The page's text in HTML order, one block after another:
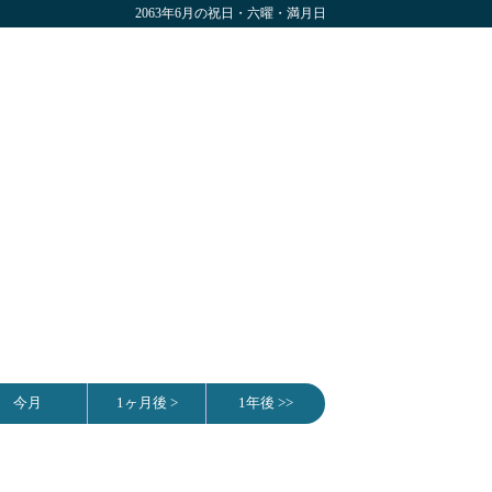
2063年6月の祝日・六曜・満月日
今月 1ヶ月後 > 1年後 >>